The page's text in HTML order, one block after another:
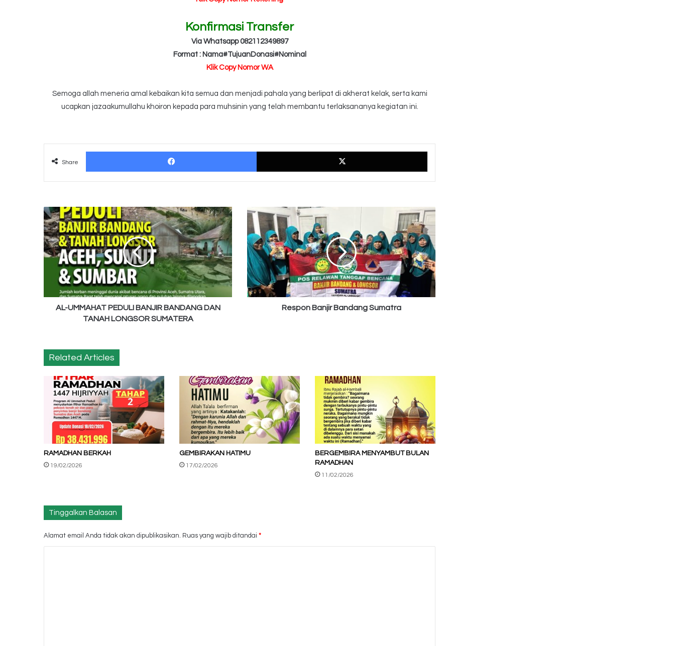
Konfirmasi Transfer
Via Whatsapp 082112349897
Format : Nama#TujuanDonasi#Nominal
Klik Copy Nomor WA
Semoga allah meneria amal kebaikan kita semua dan menjadi pahala yang berlipat di akherat kelak, serta kami
ucapkan jazaakumullahu khoiron kepada para muhsinin yang telah membantu terlaksananya kegiatan ini.
Share
Facebook X
AL-
UMMAHAT
PEDULI
BANJIR
BANDANG
TANAH
LONGSOR
SUMATERA
AL-UMMAHAT PEDULI BANJIR BANDANG DAN
TANAH LONGSOR SUMATERA
Respon
Banjir
Bandang
Sumatra
Respon Banjir Bandang Sumatra
Related Articles
RAMADHAN BERKAH
19/02/2026
GEMBIRAKAN HATIMU
17/02/2026
BERGEMBIRA MENYAMBUT BULAN
RAMADHAN
11/02/2026
Tinggalkan Balasan
Alamat email Anda tidak akan dipublikasikan. Ruas yang wajib ditandai *